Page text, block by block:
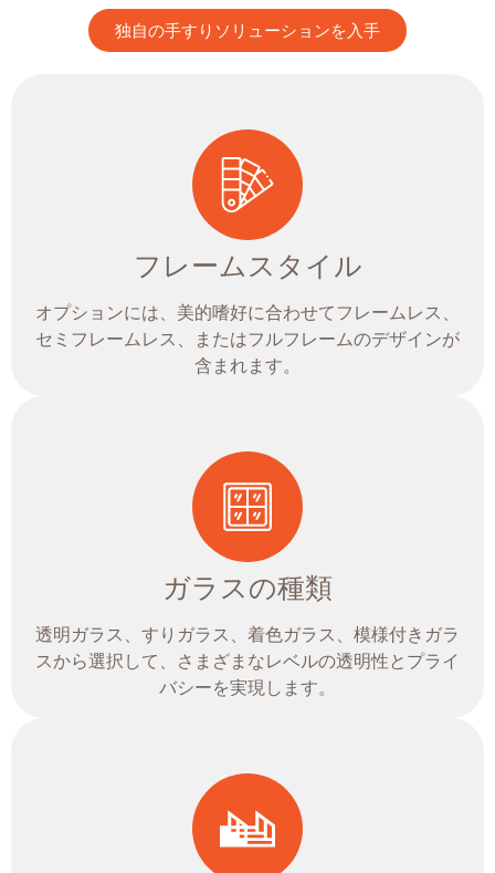
独自の手すりソリューションを入手
フレームスタイル
オプションには、美的嗜好に合わせてフレームレス、
セミフレームレス、またはフルフレームのデザインが
含まれます。
ガラスの種類
透明ガラス、すりガラス、着色ガラス、模様付きガラ
スから選択して、さまざまなレベルの透明性とプライ
バシーを実現します。